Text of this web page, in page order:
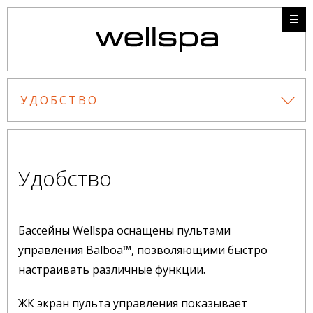
УДОБСТВО
Удобство
Бассейны Wellspa оснащены пультами
управления Balboa™, позволяющими быстро
настраивать различные функции.
ЖК экран пульта управления показывает